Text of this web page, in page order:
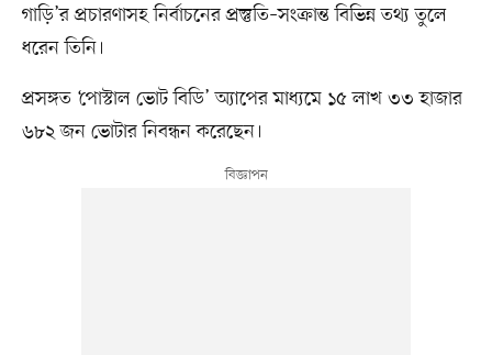
গাড়ি’র প্রচারণাসহ নির্বাচনের প্রস্তুতি–সংক্রান্ত বিভিন্ন তথ্য তুলে
ধরেন তিনি।
প্রসঙ্গত ‘পোস্টাল ভোট বিডি’ অ্যাপের মাধ্যমে ১৫ লাখ ৩৩ হাজার
৬৮২ জন ভোটার নিবন্ধন করেছেন।